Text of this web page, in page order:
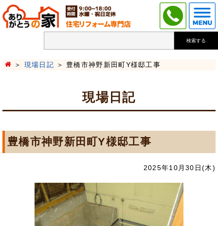
検索する
現場日記 豊橋市神野新田町Y様邸工事
現場日記
豊橋市神野新田町Y様邸工事
2025年10月30日(木)